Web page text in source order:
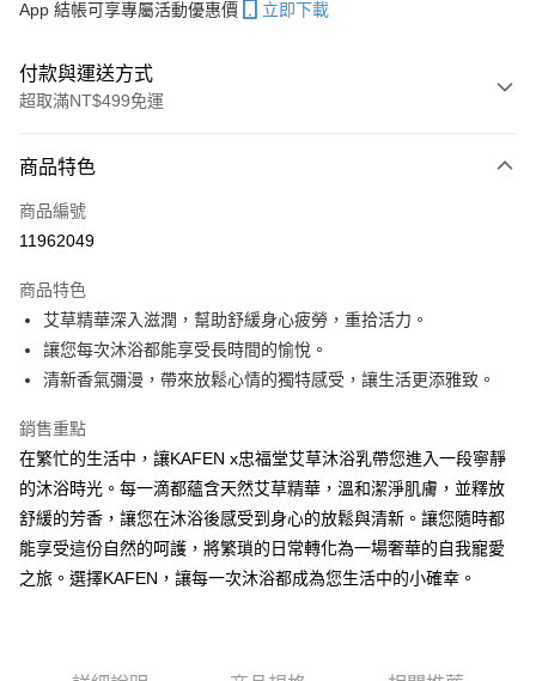
App 結帳可享專屬活動優惠價 立即下載
付款與運送方式
超取滿NT$499免運
信用卡一次付款
信用卡分期付款
合作金庫商業銀行
華南商業銀行
彰化商業銀行
上海商業儲蓄銀行
台北富邦商業銀行
國泰世華商業銀行
兆豐國際商業銀行
匯豐（台灣）商業銀行
聯邦商業銀行
遠東國際商業銀行
元大商業銀行
永豐商業銀行
台新國際商業銀行
中國信託商業銀行
台灣樂天信用卡公司
6 期 0 利率 每期
華南商業銀行
彰化商業銀行
上海商業儲蓄銀行
台北富邦商業銀行
臺灣中小企業銀行
匯豐（台灣）商業銀行
華泰商業銀行
聯邦商業銀行
遠東國際商業銀行
元大商業銀行
永豐商業銀行
玉山商業銀行
星展（台灣）商業銀行
台灣樂天信用卡公司
LINE Pay
Apple Pay
街口支付
悠遊付
Google Pay
商品特色
商品編號
11962049
商品特色
艾草精華深入滋潤，幫助舒緩身心疲勞，重拾活力。
讓您每次沐浴都能享受長時間的愉悅。
清新香氣彌漫，帶來放鬆心情的獨特感受，讓生活更添雅致。
銷售重點
在繁忙的生活中，讓KAFEN x忠福堂艾草沐浴乳帶您進入一段寧靜
的沐浴時光。每一滴都蘊含天然艾草精華，溫和潔淨肌膚，並釋放
舒緩的芳香，讓您在沐浴後感受到身心的放鬆與清新。讓您隨時都
能享受這份自然的呵護，將繁瑣的日常轉化為一場奢華的自我寵愛
之旅。選擇KAFEN，讓每一次沐浴都成為您生活中的小確幸。